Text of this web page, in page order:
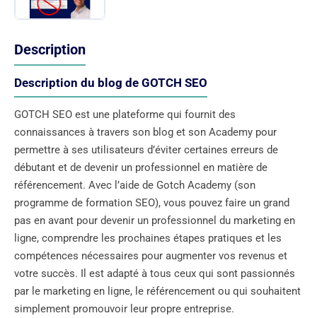
Description
Description du blog de GOTCH SEO
GOTCH SEO est une plateforme qui fournit des
connaissances à travers son blog et son Academy pour
permettre à ses utilisateurs d’éviter certaines erreurs de
débutant et de devenir un professionnel en matière de
référencement. Avec l’aide de Gotch Academy (son
programme de formation SEO), vous pouvez faire un grand
pas en avant pour devenir un professionnel du marketing en
ligne, comprendre les prochaines étapes pratiques et les
compétences nécessaires pour augmenter vos revenus et
votre succès. Il est adapté à tous ceux qui sont passionnés
par le marketing en ligne, le référencement ou qui souhaitent
simplement promouvoir leur propre entreprise.